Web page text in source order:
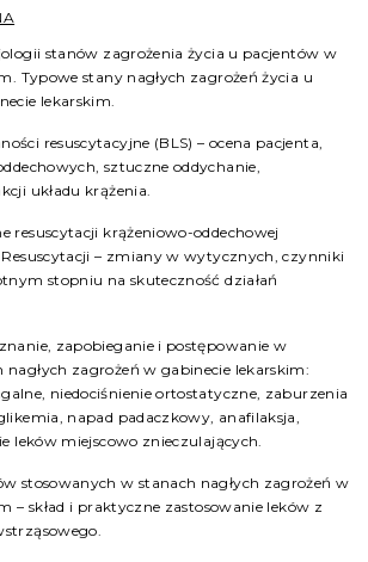
stanów zagrożenia życia u pacjentów w
Typowe stany nagłych zagrożeń życia u
lekarskim.
resuscytacyjne (BLS) – ocena pacjenta,
sztuczne oddychanie,
układu krążenia.
resuscytacji krążeniowo-oddechowej
Resuscytacji – zmiany w wytycznych, czynniki
stopniu na skuteczność działań
zapobieganie i postępowanie w
zagrożeń w gabinecie lekarskim:
niedociśnienie ortostatyczne, zaburzenia
napad padaczkowy, anafilaksja,
leków miejscowo znieczulających.
stosowanych w stanach nagłych zagrożeń w
– skład i praktyczne zastosowanie leków z